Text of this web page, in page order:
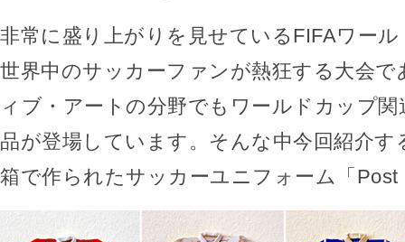
非常に盛り上がりを見せているFIFAワー
世界中のサッカーファンが熱狂する大会
ィブ・アートの分野でもワールドカップ
品が登場しています。そんな中今回紹介
箱で作られたサッカーユニフォーム「Post